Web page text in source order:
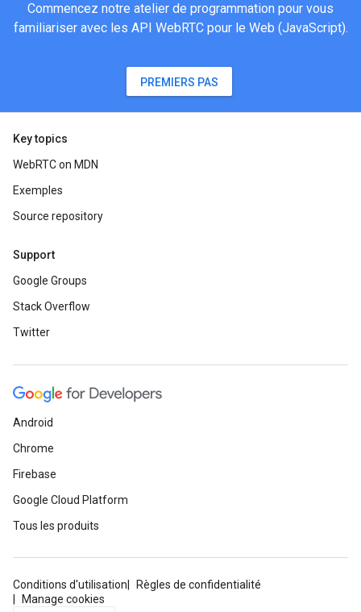
Commencez notre atelier de programmation pour vous
familiariser avec les API WebRTC pour le Web (JavaScript).
PREMIERS PAS
Key topics
WebRTC on MDN
Exemples
Source repository
Support
Google Groups
Stack Overflow
Twitter
Android
Chrome
Firebase
Google Cloud Platform
Tous les produits
Conditions d'utilisation
Règles de confidentialité
Manage cookies